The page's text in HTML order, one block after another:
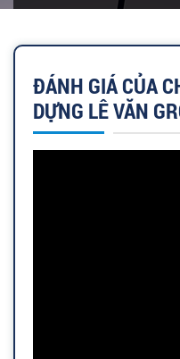
ĐÁNH GIÁ CỦA
DỰNG LÊ VĂN